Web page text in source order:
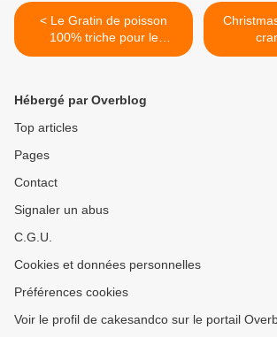
< Le Gratin de poisson
100% triche pour le
Mercredi...
Hébergé par Overblog
Top articles
Pages
Contact
Signaler un abus
C.G.U.
Cookies et données personnelles
Préférences cookies
Voir le profil de cakesandco sur le portail